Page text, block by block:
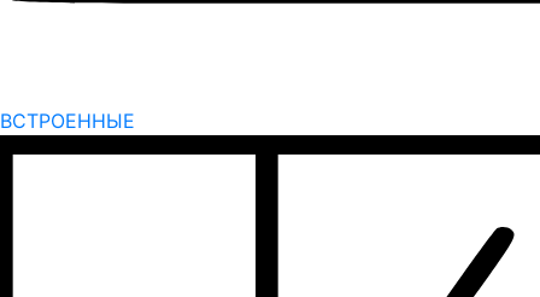
ВСТРОЕННЫЕ